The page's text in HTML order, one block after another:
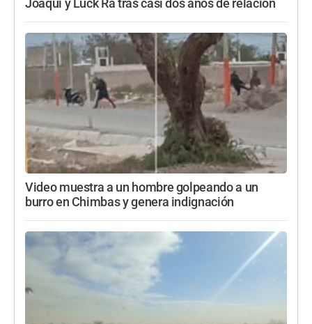
Joaqui y Luck Ra tras casi dos años de relación
Video muestra a un hombre golpeando a un
burro en Chimbas y genera indignación